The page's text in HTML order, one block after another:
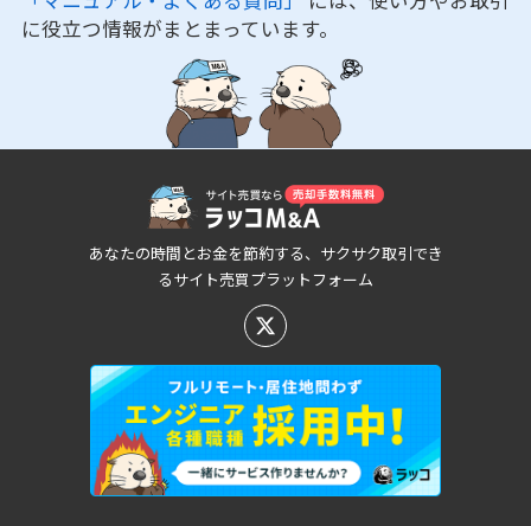
に役立つ情報がまとまっています。
あなたの時間とお金を節約する、サクサク取引でき
るサイト売買プラットフォーム